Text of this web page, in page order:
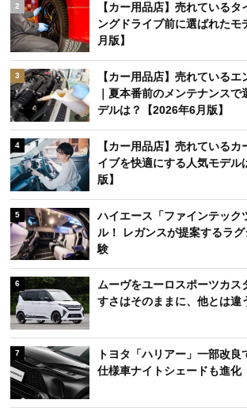
2
【カー用品店】売れている
ングドライブ前に選ばれたモ
月版】
3
【カー用品店】売れている
｜夏本番前のメンテナンス
デルは？【2026年6月版】
4
【カー用品店】売れている
イブを快適にする人気モデル
版】
5
ハイエース「ファインテック
ル！ レガンスが提案するラ
験
6
ムーヴをユーロスポーツカス
すさはそのままに、他とは違
7
トヨタ「ハリアー」一部改
仕様車ナイトシェードも進化